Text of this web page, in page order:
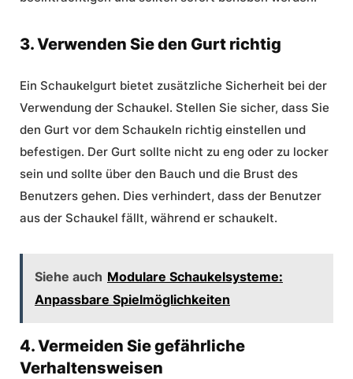
3. Verwenden Sie den Gurt richtig
Ein Schaukelgurt bietet zusätzliche Sicherheit bei der
Verwendung der Schaukel. Stellen Sie sicher, dass Sie
den Gurt vor dem Schaukeln richtig einstellen und
befestigen. Der Gurt sollte nicht zu eng oder zu locker
sein und sollte über den Bauch und die Brust des
Benutzers gehen. Dies verhindert, dass der Benutzer
aus der Schaukel fällt, während er schaukelt.
Siehe auch Modulare Schaukelsysteme:
Anpassbare Spielmöglichkeiten
4. Vermeiden Sie gefährliche
Verhaltensweisen